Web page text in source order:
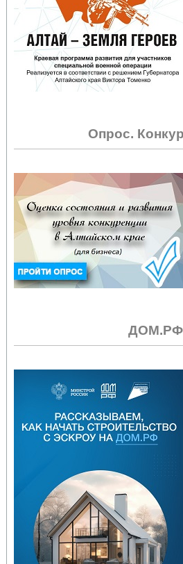
Опрос.
ДОМ.РФ